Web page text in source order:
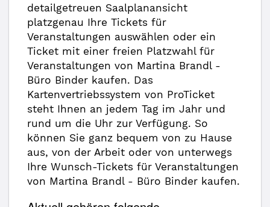
detailgetreuen Saalplanansicht
platzgenau Ihre Tickets für
Veranstaltungen auswählen oder ein
Ticket mit einer freien Platzwahl für
Veranstaltungen von Martina Brandl -
Büro Binder kaufen. Das
Kartenvertriebssystem von ProTicket
steht Ihnen an jedem Tag im Jahr und
rund um die Uhr zur Verfügung. So
können Sie ganz bequem von zu Hause
aus, von der Arbeit oder von unterwegs
Ihre Wunsch-Tickets für Veranstaltungen
von Martina Brandl - Büro Binder kaufen.